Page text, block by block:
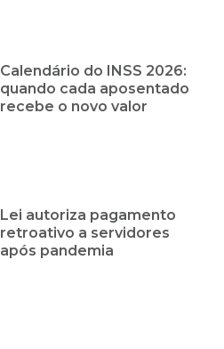
Calendário do INSS 2026:
quando cada aposentado
recebe o novo valor
Lei autoriza pagamento
retroativo a servidores
após pandemia